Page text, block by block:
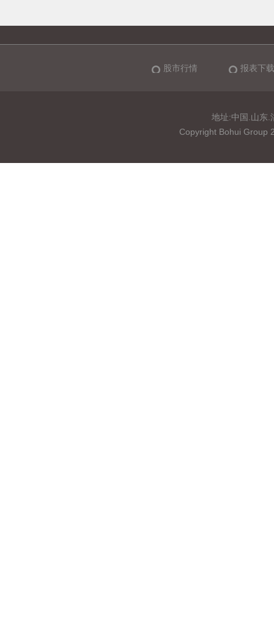
股市行情 报表下载
地址:中国.山东
Copyright Bohui Group